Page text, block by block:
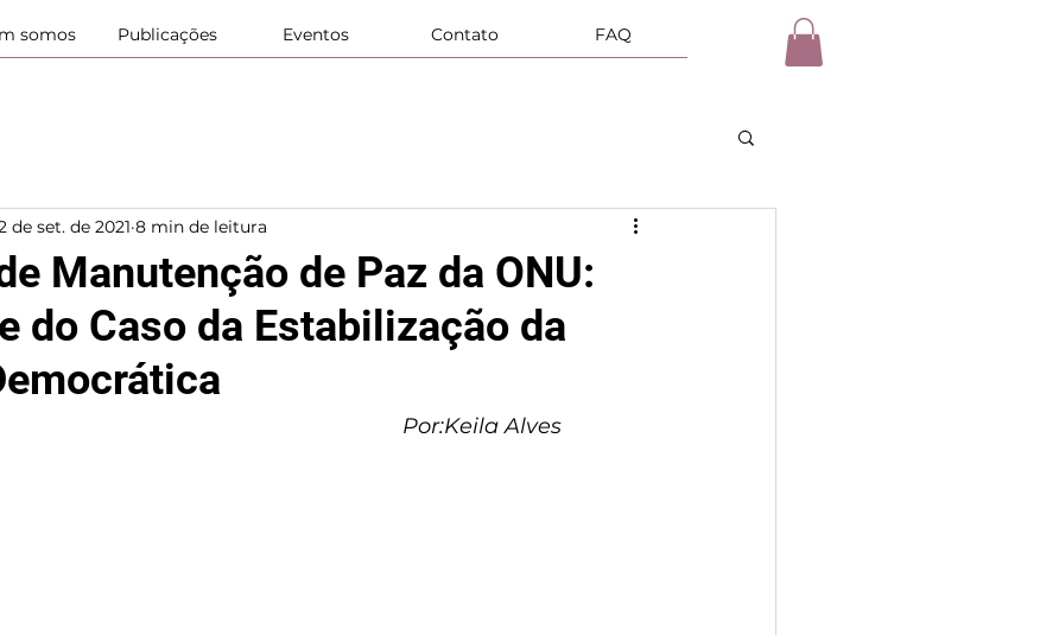
somos Publicações Eventos Contato FAQ
Manutenção de Paz da ONU:
do Caso da Estabilização da
de set. de 2021 8 min de leitura
Por:Keila Alves